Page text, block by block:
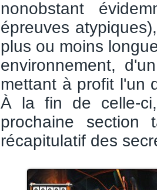
nonobstant
épreuves
plus ou moins
environnement,
mettant à profit l'un
À la fin de celle-
prochaine
récapitulatif des